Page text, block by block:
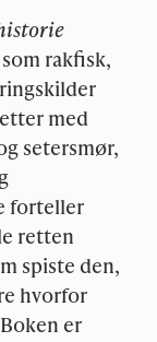
rakfisk,
med
setersmør,
forteller
retten
spiste den,
hvorfor
er